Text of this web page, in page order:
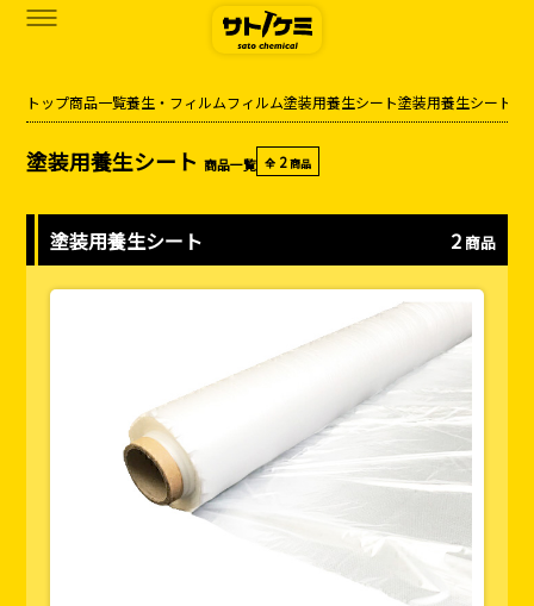
カタログダウンロード
サトケミって？
お知らせ
お問い合わせ
アクセス
トップ商品一覧養生・フィルムフィルム塗装用養生シート塗装用養生シート
塗装用養生シート 商品一覧 全 2 商品
塗装用養生シート 2 商品